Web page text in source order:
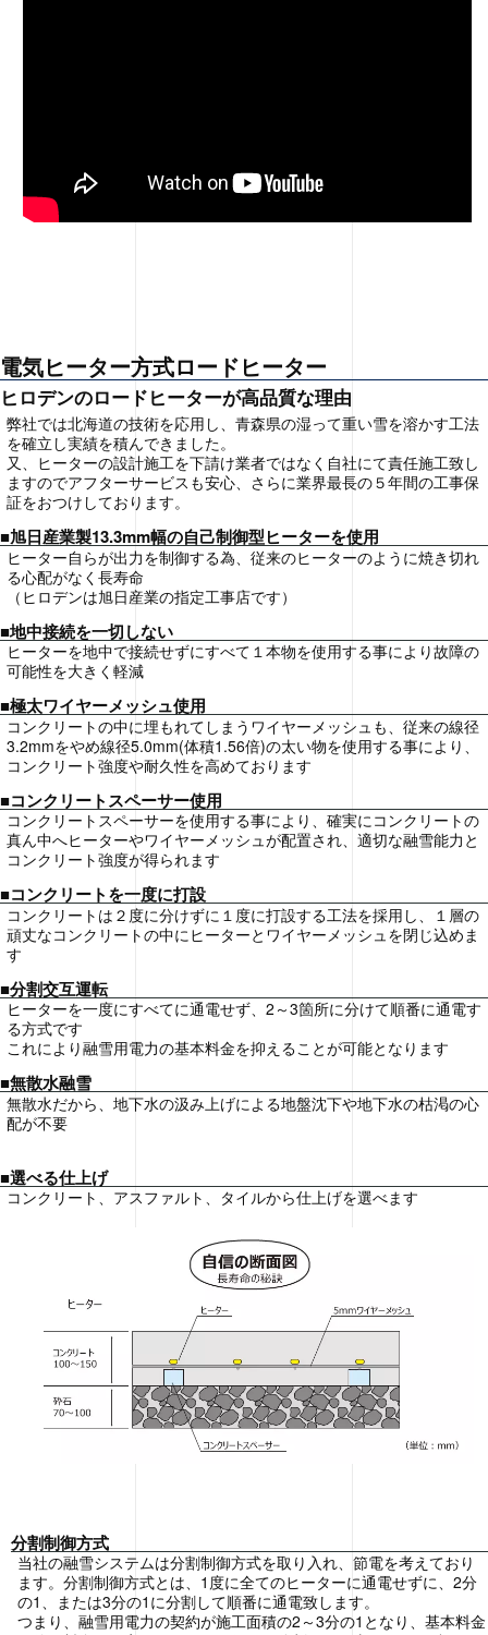
電気ヒーター方式ロードヒーター
ヒロデンのロードヒーターが高品質な理由
弊社では北海道の技術を応用し、青森県の湿って重い雪を溶かす工法
を確立し実績を積んできました。
又、ヒーターの設計施工を下請け業者ではなく自社にて責任施工致し
ますのでアフターサービスも安心、さらに業界最長の５年間の工事保
証をおつけしております。
■旭日産業製13.3mm幅の自己制御型ヒーターを使用
ヒーター自らが出力を制御する為、従来のヒーターのように焼き切れ
る心配がなく長寿命
（ヒロデンは旭日産業の指定工事店です）
■地中接続を一切しない
ヒーターを地中で接続せずにすべて１本物を使用する事により故障の
可能性を大きく軽減
■極太ワイヤーメッシュ使用
コンクリートの中に埋もれてしまうワイヤーメッシュも、従来の線径
3.2mmをやめ線径5.0mm(体積1.56倍)の太い物を使用する事により、
コンクリート強度や耐久性を高めております
■コンクリートスペーサー使用
コンクリートスペーサーを使用する事により、確実にコンクリートの
真ん中へヒーターやワイヤーメッシュが配置され、適切な融雪能力と
コンクリート強度が得られます
■コンクリートを一度に打設
コンクリートは２度に分けずに１度に打設する工法を採用し、１層の
頑丈なコンクリートの中にヒーターとワイヤーメッシュを閉じ込めま
す
■分割交互運転
ヒーターを一度にすべてに通電せず、2～3箇所に分けて順番に通電す
る方式です
これにより融雪用電力の基本料金を抑えることが可能となります
■無散水融雪
無散水だから、地下水の汲み上げによる地盤沈下や地下水の枯渇の心
配が不要
■選べる仕上げ
コンクリート、アスファルト、タイルから仕上げを選べます
分割制御方式
当社の融雪システムは分割制御方式を取り入れ、節電を考えており
ます。分割制御方式とは、1度に全てのヒーターに通電せずに、2分
の1、または3分の1に分割して順番に通電致します。
つまり、融雪用電力の契約が施工面積の2～3分の1となり、基本料金